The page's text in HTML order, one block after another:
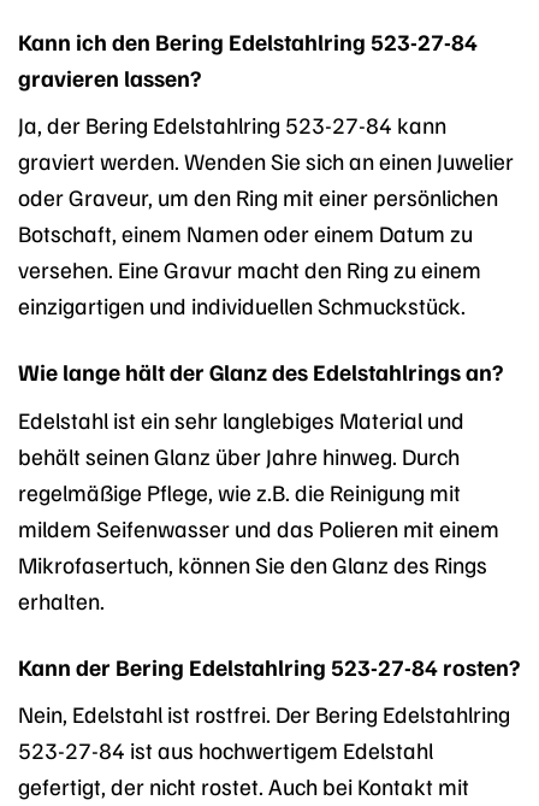
Kann ich den Bering Edelstahlring 523-27-84
gravieren lassen?
Ja, der Bering Edelstahlring 523-27-84 kann
graviert werden. Wenden Sie sich an einen Juwelier
oder Graveur, um den Ring mit einer persönlichen
Botschaft, einem Namen oder einem Datum zu
versehen. Eine Gravur macht den Ring zu einem
einzigartigen und individuellen Schmuckstück.
Wie lange hält der Glanz des Edelstahlrings an?
Edelstahl ist ein sehr langlebiges Material und
behält seinen Glanz über Jahre hinweg. Durch
regelmäßige Pflege, wie z.B. die Reinigung mit
mildem Seifenwasser und das Polieren mit einem
Mikrofasertuch, können Sie den Glanz des Rings
erhalten.
Kann der Bering Edelstahlring 523-27-84 rosten?
Nein, Edelstahl ist rostfrei. Der Bering Edelstahlring
523-27-84 ist aus hochwertigem Edelstahl
gefertigt, der nicht rostet. Auch bei Kontakt mit